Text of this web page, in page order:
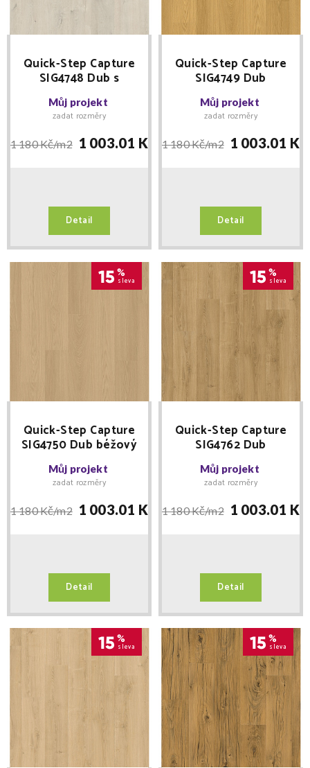
Quick-Step Capture
SIG4748 Dub s
jemnou patinou -
laminátová podlaha
Můj projekt
zadat rozměry
1 180 Kč/m2 1 003.01 Kč/ m2
Detail
Quick-Step Capture
SIG4749 Dub
lakovaný přírodní -
laminátová podlaha
Můj projekt
zadat rozměry
1 180 Kč/m2 1 003.01
Detail
15 %
sleva
Quick-Step Capture
SIG4750 Dub béžový
lakovaný - laminátová
podlaha
Můj projekt
zadat rozměry
1 180 Kč/m2 1 003.01 Kč/ m2
Detail
15 %
sleva
Quick-Step Capture
SIG4762 Dub
kartáčovaný teplý
přírodní - laminátová
podlaha
Můj projekt
zadat rozměry
1 180 Kč/m2 1 003.01
Detail
15 %
sleva 15 %
sleva